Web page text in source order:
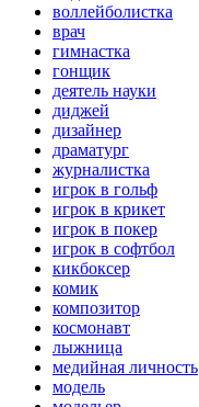
воллейболистка
врач
гимнастка
гонщик
деятель науки
диджей
дизайнер
драматург
журналистка
игрок в гольф
игрок в крикет
игрок в покер
игрок в софтбол
кикбоксер
комик
композитор
космонавт
лыжница
медийная личность
модель